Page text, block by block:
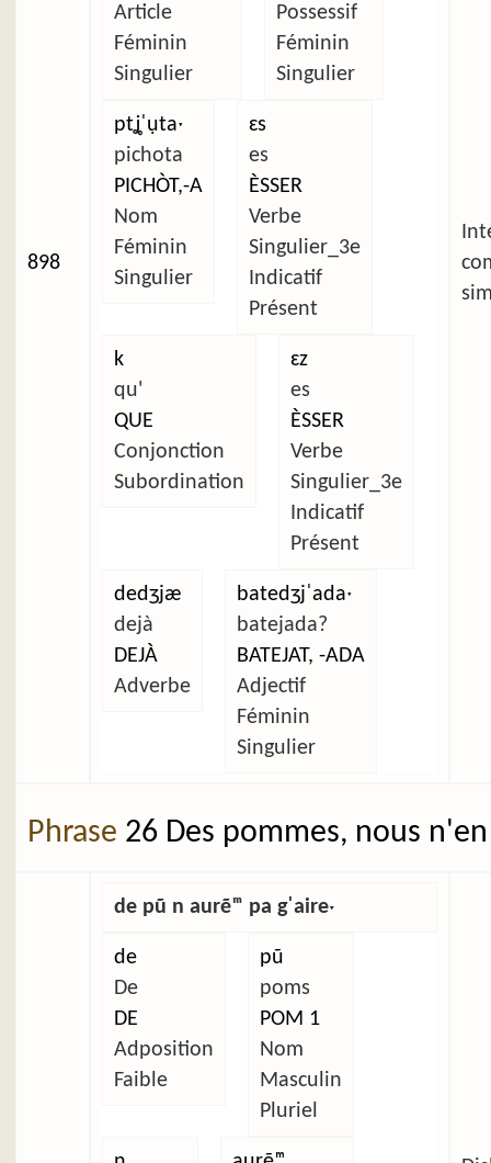
898
Article
Féminin
Singulier
Possessif
Féminin
Singulier
ptʝ̥ˈụtaˑ
pichota
PICHÒT,-A
Nom
Féminin
Singulier
ɛs
es
ÈSSER
Verbe
Singulier_3e
Indicatif
Présent
k
qu'
QUE
Conjonction
Subordination
ɛz
es
ÈSSER
Verbe
Singulier_3e
Indicatif
Présent
dedʒjæ
dejà
DEJÀ
Adverbe
batedʒjˈadaˑ
batejada?
BATEJAT, -ADA
Adjectif
Féminin
Singulier
Phrase 26 Des pommes, nous
de pũ n aurẽᵐ pa gˈaireˑ
de
De
DE
Adposition
Faible
pũ
poms
POM 1
Nom
Masculin
Pluriel